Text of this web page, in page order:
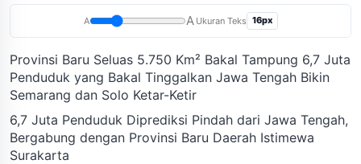
A A Ukuran Teks 16px
Provinsi Baru Seluas 5.750 Km² Bakal Tampung 6,7 Juta
Penduduk yang Bakal Tinggalkan Jawa Tengah Bikin
Semarang dan Solo Ketar-Ketir
6,7 Juta Penduduk Diprediksi Pindah dari Jawa Tengah,
Bergabung dengan Provinsi Baru Daerah Istimewa
Surakarta